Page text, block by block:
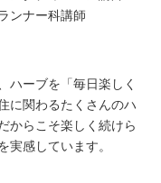
ンナー科講師
ハーブを「毎日楽しく
に関わるたくさんのハ
からこそ楽しく続けら
実感しています。